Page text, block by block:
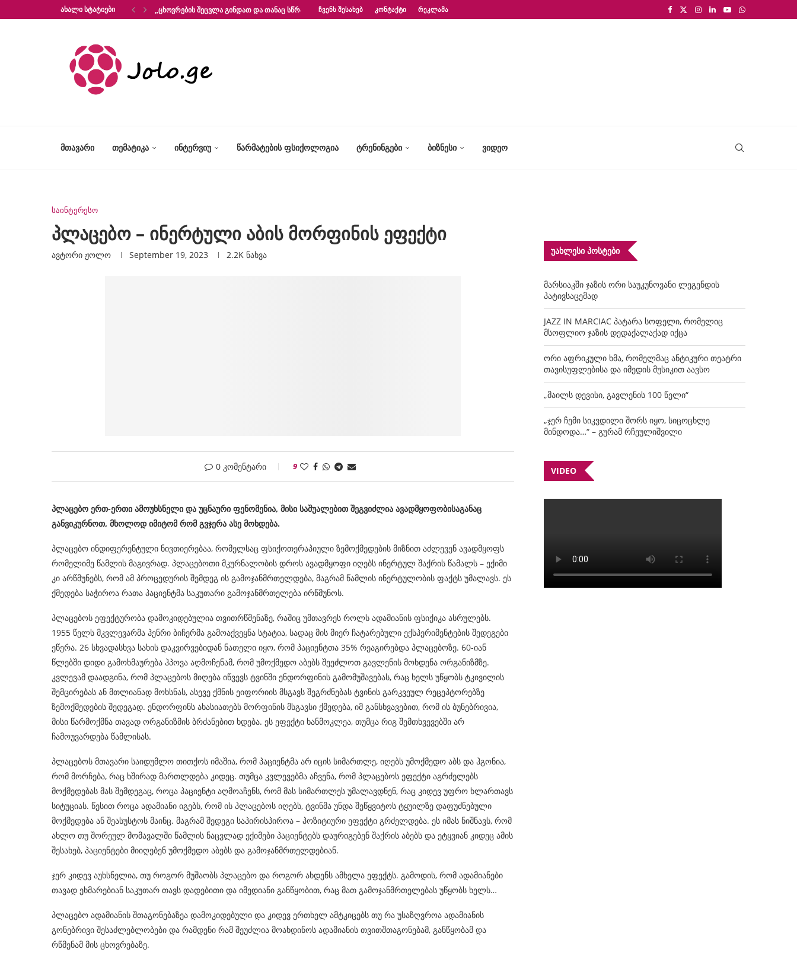
ᲐᲮᲐᲚᲘ ᲡᲢᲐᲢᲘᲔᲑᲘ „ᲪᲮᲝᲕᲠᲔᲑᲘᲡ ᲨᲔᲪᲕᲚᲐ ᲒᲘᲜᲓᲐᲗ ᲓᲐ ᲗᲐᲜᲐᲪ ᲡᲬᲠᲐᲤᲐᲓ?“ – ᲤᲡᲘᲥᲝᲚᲝᲒᲘᲡ...
ᲩᲕᲔᲜᲡ ᲨᲔᲡᲐᲮᲔᲑ ᲙᲝᲜᲢᲐᲥᲢᲘ ᲠᲔᲙᲚᲐᲛᲐ
ᲛᲗᲐᲕᲐᲠᲘ ᲗᲔᲛᲐᲢᲘᲙᲐ ᲘᲜᲢᲔᲠᲕᲘᲣ ᲬᲐᲠᲛᲐᲢᲔᲑᲘᲡ ᲤᲡᲘᲥᲝᲚᲝᲒᲘᲐ ᲢᲠᲔᲜᲘᲜᲒᲔᲑᲘ ᲑᲘᲖᲜᲔᲡᲘ ᲕᲘᲓᲔᲝ
საინტერესო
პლაცებო – ინერტული აბის მორფინის ეფექტი
ავტორი Ჟოლო September 19, 2023 2.2K ნახვა
0 კომენტარი 9
პლაცებო ერთ-ერთი ამოუხსნელი და უცნაური ფენომენია, მისი საშუალებით შეგვიძლია ავადმყოფობისაგანაც
განვიკურნოთ, მხოლოდ იმიტომ რომ გვჯერა ასე მოხდება.
პლაცებო ინდიფერენტული ნივთიერებაა, რომელსაც ფსიქოთერაპიული ზემოქმედების მიზნით აძლევენ ავადმყოფს
რომელიმე წამლის მაგივრად. პლაცებოთი მკურნალობის დროს ავადმყოფი იღებს ინერტულ შაქრის წამალს – ექიმი
კი არწმუნებს, რომ ამ პროცედურის შემდეგ ის გამოჯანმრთელდება, მაგრამ წამლის ინერტულობის ფაქტს უმალავს. ეს
ქმედება საჭიროა რათა პაციენტმა საკუთარი გამოჯანმრთელება ირწმუნოს.
პლაცებოს ეფექტურობა დამოკიდებულია თვითრწმენაზე, რაშიც უმთავრეს როლს ადამიანის ფსიქიკა ასრულებს.
1955 წელს მკვლევარმა ჰენრი ბიჩერმა გამოაქვეყნა სტატია, სადაც მის მიერ ჩატარებული ექსპერიმენტების შედეგები
ეწერა. 26 სხვადასხვა სახის დაკვირვებიდან ნათელი იყო, რომ პაციენტთა 35% რეაგირებდა პლაცებოზე. 60-იან
წლებში დიდი გამოხმაურება ჰპოვა აღმოჩენამ, რომ უმოქმედო აბებს შეეძლოთ გავლენის მოხდენა ორგანიზმზე.
კვლევამ დაადგინა, რომ პლაცებოს მიღება იწვევს ტვინში ენდორფინის გამომუშავებას, რაც ხელს უწყობს ტკივილის
შემცირებას ან მთლიანად მოხსნას, ასევე ქმნის ეიფორიის მსგავს შეგრძნებას ტვინის გარკვეულ რეცეპტორებზე
ზემოქმედების შედეგად. ენდორფინს ახასიათებს მორფინის მსგავსი ქმედება, იმ განსხვავებით, რომ ის ბუნებრივია,
მისი წარმოქმნა თავად ორგანიზმის ბრძანებით ხდება. ეს ეფექტი ხანმოკლეა, თუმცა რიგ შემთხვევებში არ
ჩამოუვარდება წამლისას.
პლაცებოს მთავარი საიდუმლო თითქოს იმაშია, რომ პაციენტმა არ იცის სიმართლე, იღებს უმოქმედო აბს და ჰგონია,
რომ მორჩება, რაც ხშირად მართლდება კიდეც. თუმცა კვლევებმა აჩვენა, რომ პლაცებოს ეფექტი აგრძელებს
მოქმედებას მას შემდეგაც, როცა პაციენტი აღმოაჩენს, რომ მას სიმართლეს უმალავდნენ, რაც კიდევ უფრო ხლართავს
სიტუციას. წესით როცა ადამიანი იგებს, რომ ის პლაცებოს იღებს, ტვინმა უნდა შეწყვიტოს ტყუილზე დაფუძნებული
მოქმედება ან შეასუსტოს მაინც. მაგრამ შედეგი საპირისპიროა – პოზიტიური ეფექტი გრძელდება. ეს იმას ნიშნავს, რომ
ახლო თუ შორეულ მომავალში წამლის ნაცვლად ექიმები პაციენტებს დაურიგებენ შაქრის აბებს და ეტყვიან კიდეც ამის
შესახებ, პაციენტები მიიღებენ უმოქმედო აბებს და გამოჯანმრთელდებიან.
ჯერ კიდევ აუხსნელია, თუ როგორ მუშაობს პლაცებო და როგორ ახდენს ამხელა ეფექტს. გამოდის, რომ ადამიანები
თავად ეხმარებიან საკუთარ თავს დადებითი და იმედიანი განწყობით, რაც მათ გამოჯანმრთელებას უწყობს ხელს…
პლაცებო ადამიანის შთაგონებაზეა დამოკიდებული და კიდევ ერთხელ ამტკიცებს თუ რა უსაზღვროა ადამიანის
გონებრივი შესაძლებლობები და რამდენი რამ შეუძლია მოახდინოს ადამიანის თვითშთაგონებამ, განწყობამ და
რწმენამ მის ცხოვრებაზე.
ᲣᲐᲮᲚᲔᲡᲘ ᲞᲝᲡᲢᲔᲑᲘ
მარსიაკში ჯაზის ორი საუკუნოვანი ლეგენდის
პატივსაცემად
JAZZ IN MARCIAC პატარა სოფელი, რომელიც
მსოფლიო ჯაზის დედაქალაქად იქცა
ორი აფრიკული ხმა, რომელმაც ანტიკური თეატრი
თავისუფლებისა და იმედის მუსიკით აავსო
„მაილს დევისი, გავლენის 100 წელი“
„ჯერ ჩემი სიკვდილი შორს იყო, სიცოცხლე
მინდოდა…“ – გურამ რჩეულიშვილი
VIDEO